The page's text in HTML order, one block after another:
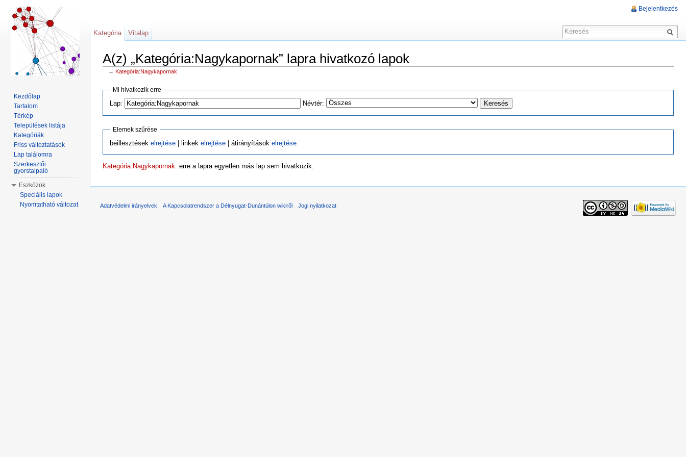
A(z) „Kategória:Nagykapornak” lapra hivatkozó lapok
← Kategória:Nagykapornak
Mi hivatkozik erre
Lap: Névtér:
Elemek szűrése
beillesztések elrejtése| linkek elrejtése| átirányítások elrejtése
Kategória:Nagykapornak: erre a lapra egyetlen más lap sem hivatkozik.
Bejelentkezés
Kategória Vitalap
Kezdőlap
Tartalom
Térkép
Települések listája
Kategóriák
Friss változtatások
Lap találomra
Szerkesztői
gyorstalpaló
Eszközök
Speciális lapok
Nyomtatható változat
Adatvédelmi irányelvek A Kapcsolatrendszer a Délnyugat-Dunántúlon wikiről Jogi nyilatkozat